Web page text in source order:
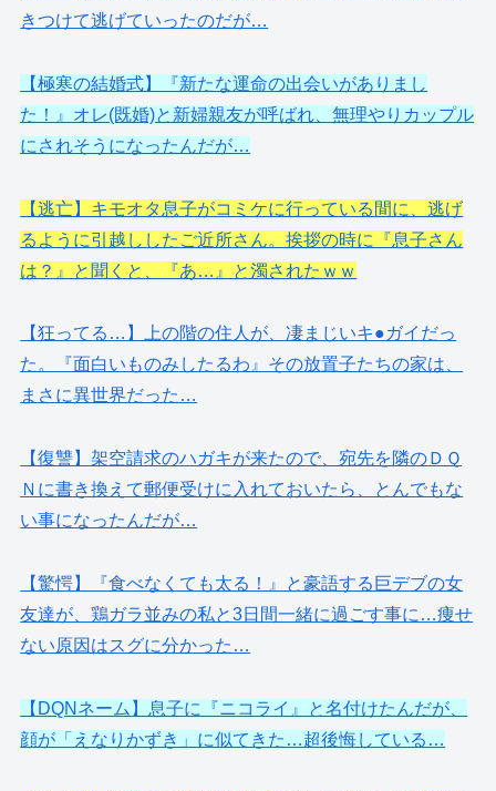
きつけて逃げていったのだが…
【極寒の結婚式】『新たな運命の出会いがありまし
た！』オレ(既婚)と新婦親友が呼ばれ、無理やりカップル
にされそうになったんだが…
【逃亡】キモオタ息子がコミケに行っている間に、逃げ
るように引越ししたご近所さん。挨拶の時に『息子さん
は？』と聞くと、『あ…』と濁されたｗｗ
【狂ってる…】上の階の住人が、凄まじいキ●ガイだっ
た。『面白いものみしたるわ』その放置子たちの家は、
まさに異世界だった…
【復讐】架空請求のハガキが来たので、宛先を隣のＤＱ
Ｎに書き換えて郵便受けに入れておいたら、とんでもな
い事になったんだが…
【驚愕】『食べなくても太る！』と豪語する巨デブの女
友達が、鶏ガラ並みの私と3日間一緒に過ごす事に…痩せ
ない原因はスグに分かった…
【DQNネーム】息子に『ニコライ』と名付けたんだが、
顔が「えなりかずき」に似てきた…超後悔している…